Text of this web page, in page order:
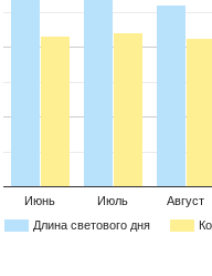
Длина светового дня
Июнь Июль Август